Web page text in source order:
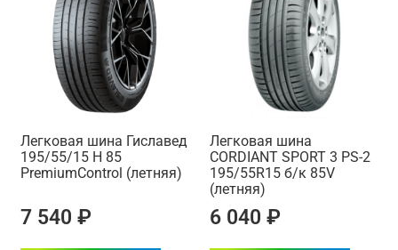
Легковая шина Гиславед
195/55/15 H 85
PremiumControl (летняя)
7 540 ₽
Легковая шина
CORDIANT SPORT 3 PS-2
195/55R15 б/к 85V
(летняя)
6 040 ₽